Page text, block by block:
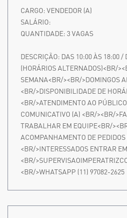
CARGO: VENDEDOR (A)
SALÁRIO:
QUANTIDADE: 3VAGAS
DESCRIÇÃO: DAS 10:00 ÀS 18:00 /
(HORÁRIOS ALTERNADOS)<BR/
SEMANA<BR/><BR/>DOMINGOS
<BR/>DISPONIBILIDADE DE
<BR/>ATENDIMENTO AO
COMUNICATIVO (A) <BR/><BR/
TRABALHAR EM EQUIPE<BR/
ACOMPANHAMENTO DE
<BR/>INTERESSADOS ENTRAR
<BR/
<BR/>WHATSAPP (11) 97082-2625